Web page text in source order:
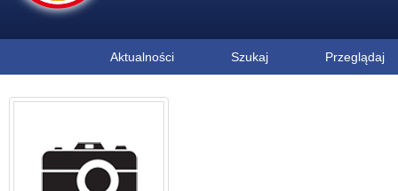
Aktualności Szukaj Przeglądaj